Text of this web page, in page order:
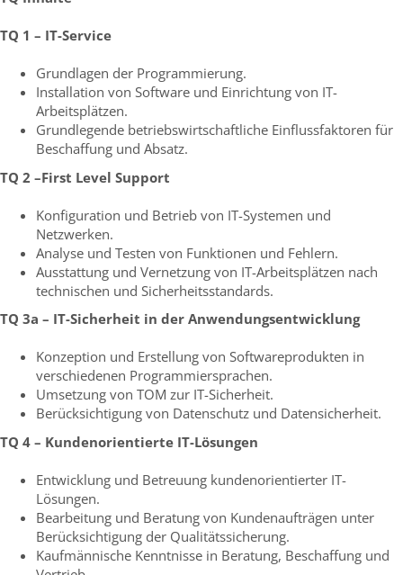
TQ 1 – IT-Service
Grundlagen der Programmierung.
Installation von Software und Einrichtung von IT-
Arbeitsplätzen.
Grundlegende betriebswirtschaftliche Einflussfaktoren für
Beschaffung und Absatz.
TQ 2 –First Level Support
Konfiguration und Betrieb von IT-Systemen und
Netzwerken.
Analyse und Testen von Funktionen und Fehlern.
Ausstattung und Vernetzung von IT-Arbeitsplätzen nach
technischen und Sicherheitsstandards.
TQ 3a – IT-Sicherheit in der Anwendungsentwicklung
Konzeption und Erstellung von Softwareprodukten in
verschiedenen Programmiersprachen.
Umsetzung von TOM zur IT-Sicherheit.
Berücksichtigung von Datenschutz und Datensicherheit.
TQ 4 – Kundenorientierte IT-Lösungen
Entwicklung und Betreuung kundenorientierter IT-
Lösungen.
Bearbeitung und Beratung von Kundenaufträgen unter
Berücksichtigung der Qualitätssicherung.
Kaufmännische Kenntnisse in Beratung, Beschaffung und